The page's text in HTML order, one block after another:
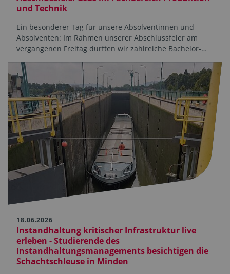
und Technik
Ein besonderer Tag für unsere Absolventinnen und
Absolventen: Im Rahmen unserer Abschlussfeier am
vergangenen Freitag durften wir zahlreiche Bachelor-…
18.06.2026
Instandhaltung kritischer Infrastruktur live
erleben - Studierende des
Instandhaltungsmanagements besichtigen die
Schachtschleuse in Minden